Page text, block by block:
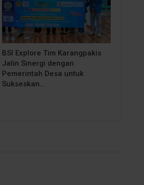
BSI Explore Tim Karangpakis
Jalin Sinergi dengan
Pemerintah Desa untuk
Sukseskan…